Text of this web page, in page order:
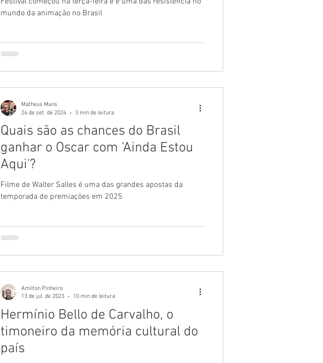
mundo da animação no Brasil
Quais são as chances do Brasil
ganhar o Oscar com 'Ainda Estou
Aqui'?
Filme de Walter Salles é uma das grandes apostas da
temporada de premiações em 2025
Matheus Mans
24 de set. de 2024
3 min de leitura
Hermínio Bello de Carvalho, o
timoneiro da memória cultural do
país
Amilton Pinheiro
13 de jul. de 2023
10 min de leitura